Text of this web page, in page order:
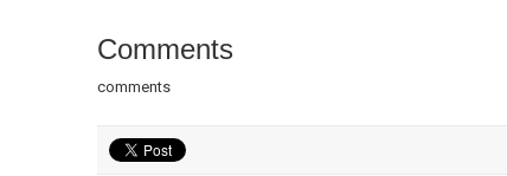
Comments
comments